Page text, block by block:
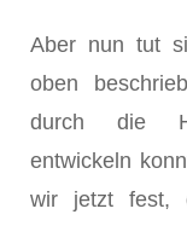
Aber nun tut
oben
durch die
entwickeln
wir jetzt fest,